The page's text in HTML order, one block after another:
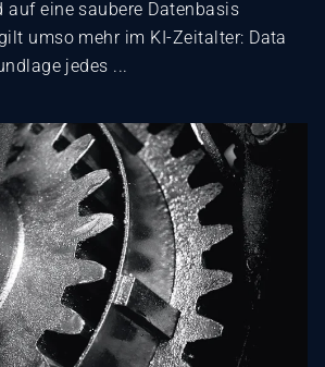
auf eine saubere Datenbasis
umso mehr im KI-Zeitalter: Data
jedes ...